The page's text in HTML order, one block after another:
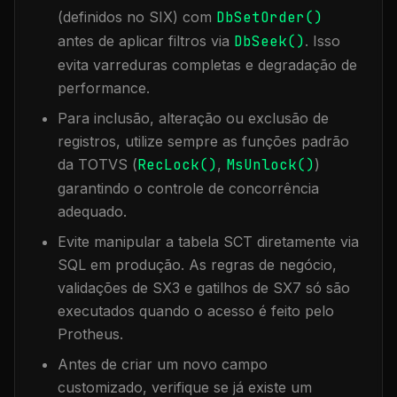
(definidos no SIX) com DbSetOrder()
antes de aplicar filtros via DbSeek(). Isso
evita varreduras completas e degradação de
performance.
Para inclusão, alteração ou exclusão de
registros, utilize sempre as funções padrão
da TOTVS (RecLock(), MsUnlock())
garantindo o controle de concorrência
adequado.
Evite manipular a tabela SCT diretamente via
SQL em produção. As regras de negócio,
validações de SX3 e gatilhos de SX7 só são
executados quando o acesso é feito pelo
Protheus.
Antes de criar um novo campo
customizado, verifique se já existe um